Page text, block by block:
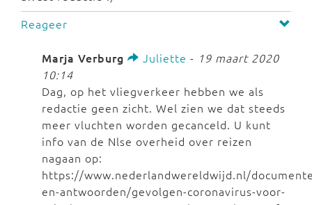
Reageer
Marja Verburg Juliette - 19 maart 2020
10:14
Dag, op het vliegverkeer hebben we als
redactie geen zicht. Wel zien we dat steeds
meer vluchten worden gecanceld. U kunt
info van de Nlse overheid over reizen
nagaan op:
https://www.nederlandwereldwijd.nl/
en-antwoorden/gevolgen-coronavirus-voor-